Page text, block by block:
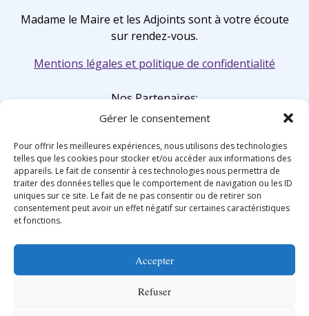
Gérer le consentement
Pour offrir les meilleures expériences, nous utilisons des technologies
telles que les cookies pour stocker et/ou accéder aux informations des
appareils. Le fait de consentir à ces technologies nous permettra de
traiter des données telles que le comportement de navigation ou les ID
uniques sur ce site. Le fait de ne pas consentir ou de retirer son
consentement peut avoir un effet négatif sur certaines caractéristiques
et fonctions.
Accepter
Refuser
Madame le Maire et les Adjoints sont à votre écoute
sur rendez-vous.
Mentions légales et politique de confidentialité
Nos Partenaires: